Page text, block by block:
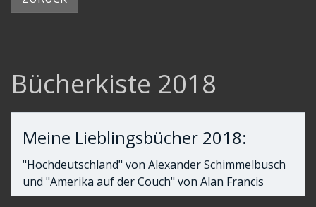
Bücherkiste 2007
Bücherkiste 2010
Bücherkiste 2012
Bücherkiste 2014
Bücherkiste 2018
Meine Lieblingsbücher 2018:
"Hochdeutschland" von Alexander Schimmelbusch
und "Amerika auf der Couch" von Alan Francis